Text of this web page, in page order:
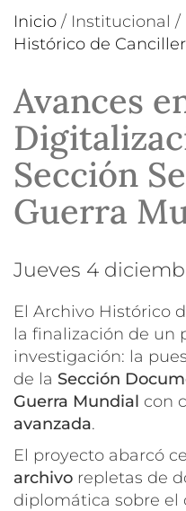
Inicio / Institucional /
Histórico de
Avances
Sección
Guerra
jueves 4
El Archivo Histórico
la finalización de un
investigación: la
de la Sección
Guerra Mundial con
avanzada.
El proyecto abarcó
archivo repletas de
diplomática sobre el